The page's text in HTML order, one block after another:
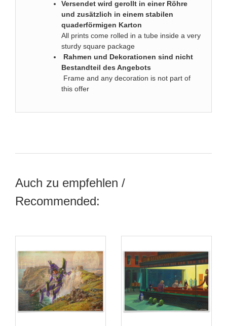
Versendet wird gerollt in einer Röhre
und zusätzlich in einem stabilen
quaderförmigen Karton
All prints come rolled in a tube inside a very
sturdy square package
Rahmen und Dekorationen sind nicht
Bestandteil des Angebots
Frame and any decoration is not part of
this offer
Auch zu empfehlen /
Recommended: